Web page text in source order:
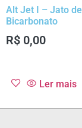
Alt Jet I – Jato de
Bicarbonato
R$ 0,00
Ler mais